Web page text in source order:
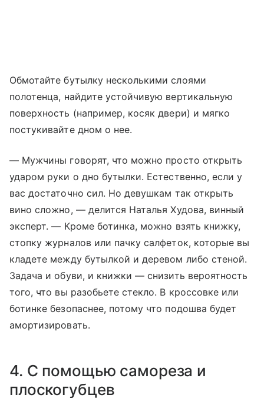
Обмотайте бутылку несколькими слоями
полотенца, найдите устойчивую вертикальную
поверхность (например, косяк двери) и мягко
постукивайте дном о нее.
— Мужчины говорят, что можно просто открыть
ударом руки о дно бутылки. Естественно, если у
вас достаточно сил. Но девушкам так открыть
вино сложно, — делится Наталья Худова, винный
эксперт. — Кроме ботинка, можно взять книжку,
стопку журналов или пачку салфеток, которые вы
кладете между бутылкой и деревом либо стеной.
Задача и обуви, и книжки — снизить вероятность
того, что вы разобьете стекло. В кроссовке или
ботинке безопаснее, потому что подошва будет
амортизировать.
4. С помощью самореза и
плоскогубцев